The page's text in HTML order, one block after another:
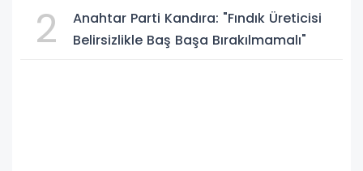
2
Anahtar Parti Kandıra: "Fındık Üreticisi
Belirsizlikle Baş Başa Bırakılmamalı"